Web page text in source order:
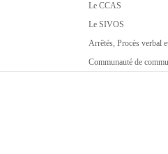
Le CCAS
Le SIVOS
Arrêtés, Procès verbal
Communauté de